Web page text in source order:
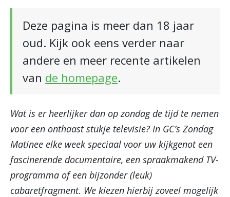
Deze pagina is meer dan 18 jaar
oud. Kijk ook eens verder naar
andere en meer recente artikelen
van de homepage.
Wat is er heerlijker dan op zondag de tijd te nemen
voor een onthaast stukje televisie? In GC’s Zondag
Matinee elke week speciaal voor uw kijkgenot een
fascinerende documentaire, een spraakmakend TV-
programma of een bijzonder (leuk)
cabaretfragment. We kiezen hierbij zoveel mogelijk